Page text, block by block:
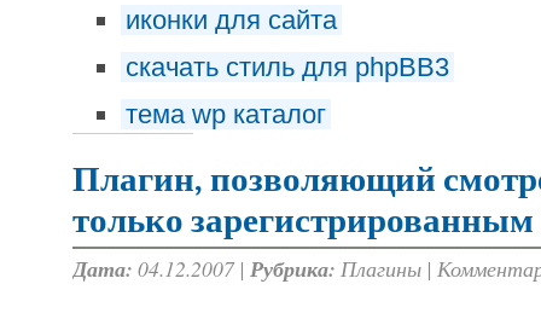
иконки для сайта
скачать стиль для phpBB3
тема wp каталог
Плагин, позволяющий
только
Дата: 04.12.2007 | Рубрика: Плагины |